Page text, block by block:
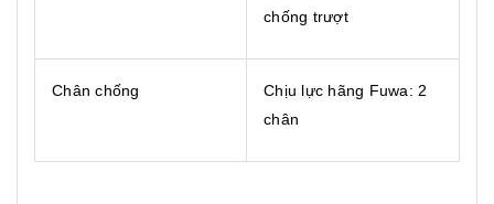
chống trượt
Chân chống
Chịu lực hãng Fuwa: 2
chân